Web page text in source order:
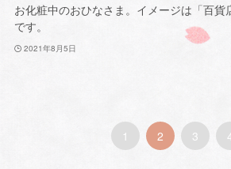
お化粧中のおひなさま。イメージは「百貨
です。
2021年8月5日
1 2 3